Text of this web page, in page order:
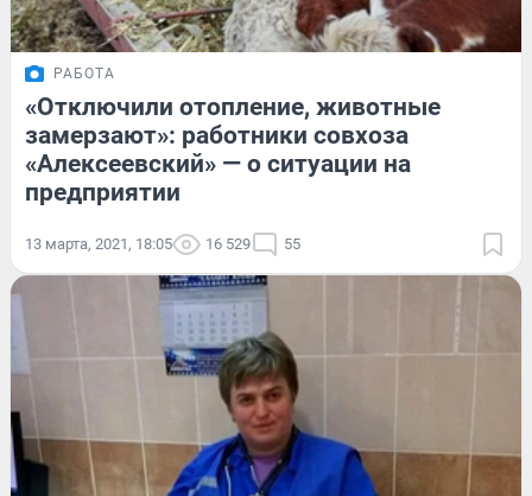
РАБОТА
«Отключили отопление, животные
замерзают»: работники совхоза
«Алексеевский» — о ситуации на
предприятии
13 марта, 2021, 18:05 16 529 55